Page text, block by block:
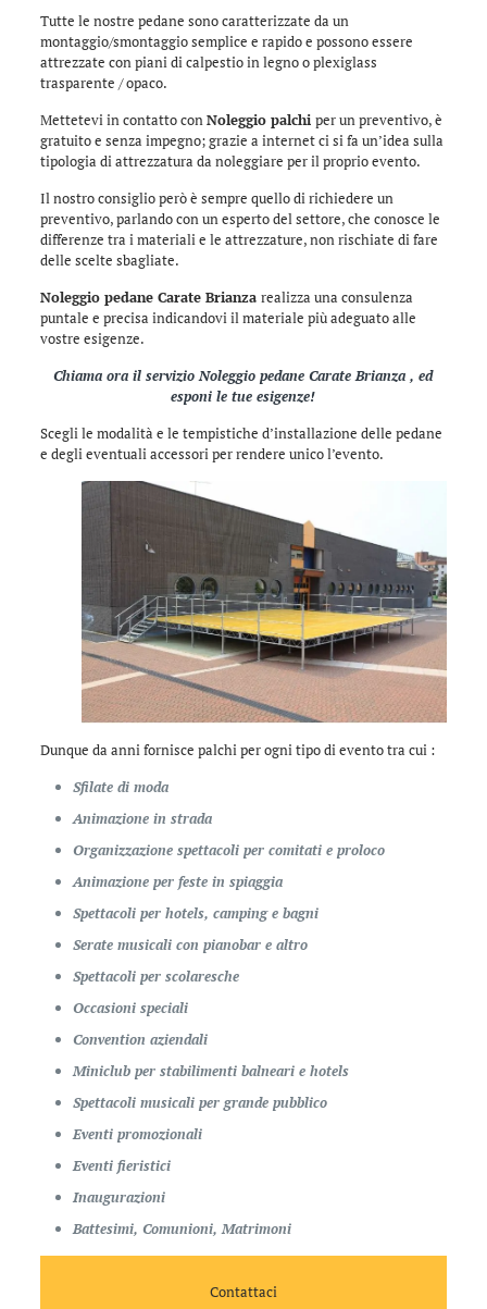
Tutte le nostre pedane sono caratterizzate da un
montaggio/smontaggio semplice e rapido e possono essere
attrezzate con piani di calpestio in legno o plexiglass
trasparente / opaco.
Mettetevi in contatto conNoleggio palchi per un preventivo, è
gratuito e senza impegno; grazie a internet ci si fa un’idea sulla
tipologia di attrezzatura da noleggiare per il proprio evento.
Il nostro consiglio però è sempre quello di richiedere un
preventivo, parlando con un esperto del settore, che conosce le
differenze tra i materiali e le attrezzature, non rischiate di fare
delle scelte sbagliate.
Noleggio pedane Carate Brianza realizza una consulenza
puntale e precisa indicandovi il materiale più adeguato alle
vostre esigenze.
Chiama ora il servizio Noleggio pedane Carate Brianza , ed
esponi le tue esigenze!
Scegli le modalità e le tempistiche d’installazione delle pedane
e degli eventuali accessori per rendere unico l’evento.
Dunque da anni fornisce palchi per ogni tipo di evento tra cui :
Sfilate di moda
Animazione in strada
Organizzazione spettacoli per comitati e proloco
Animazione per feste in spiaggia
Spettacoli per hotels, camping e bagni
Serate musicali con pianobar e altro
Spettacoli per scolaresche
Occasioni speciali
Convention aziendali
Miniclub per stabilimenti balneari e hotels
Spettacoli musicali per grande pubblico
Eventi promozionali
Eventi fieristici
Inaugurazioni
Battesimi, Comunioni, Matrimoni
Contattaci